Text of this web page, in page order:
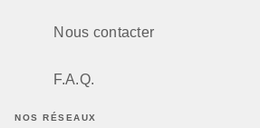
Nous contacter
F.A.Q.
NOS RÉSEAUX